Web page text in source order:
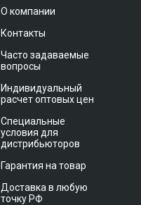
О компании
Контакты
Часто задаваемые
вопросы
Индивидуальный
расчет оптовых цен
Специальные
условия для
дистрибьюторов
Гарантия на товар
Доставка в любую
точку РФ